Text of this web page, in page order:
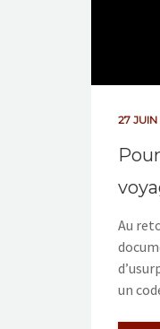
27
Au
un